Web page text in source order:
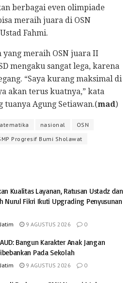
berbagai even olimpiade
meraih juara di OSN
Fahmi.
yang meraih OSN juara II
mengaku sangat lega, karena
“Saya kurang maksimal di
akan terus kuatnya,” kata
tuanya Agung Setiawan.(mad)
nasional
OSN
Progresif Bumi Sholawat
Kualitas Layanan, Ratusan Ustadz dan
Nurul Fikri Ikuti Upgrading Penyusunan
9 AGUSTUS 2026 0
Bangun Karakter Anak Jangan
Pada Sekolah
9 AGUSTUS 2026 0